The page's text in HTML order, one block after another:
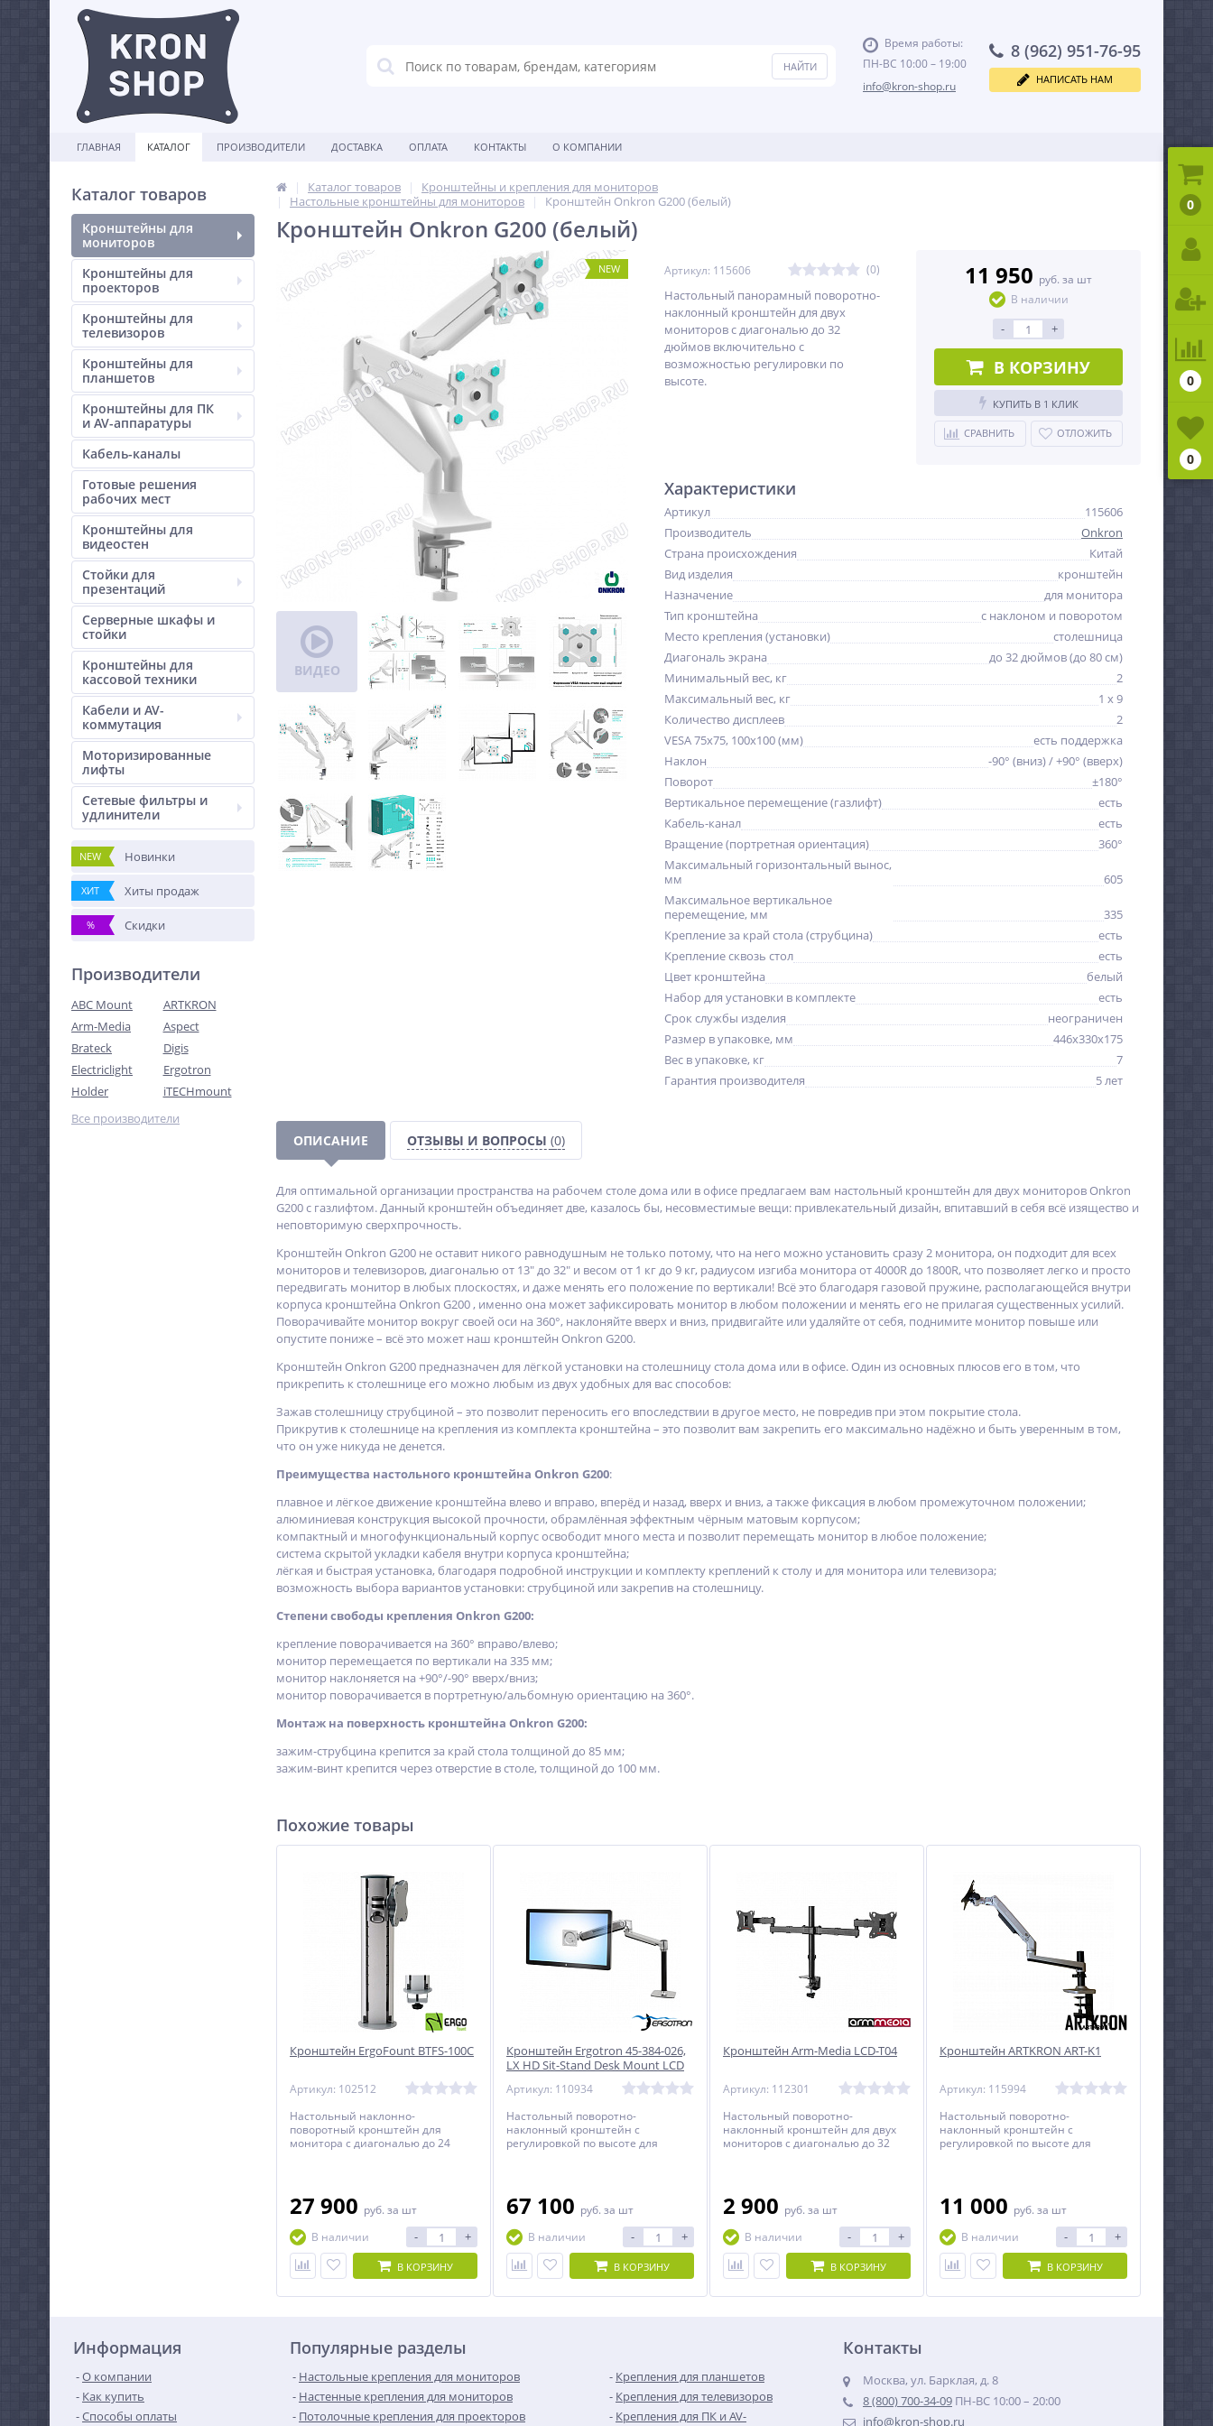
Время работы:
ПН-ВС 10:00 – 19:00
info@kron-shop.ru
8 (962) 951-76-95
НАПИСАТЬ НАМ
ГЛАВНАЯ КАТАЛОГ ПРОИЗВОДИТЕЛИ ДОСТАВКА ОПЛАТА КОНТАКТЫ О КОМПАНИИ
Каталог товаров
Кронштейны для
мониторов
Кронштейны для
проекторов
Кронштейны для
телевизоров
Кронштейны для
планшетов
Кронштейны для ПК
и AV-аппаратуры
Кабель-каналы
Готовые решения
рабочих мест
Кронштейны для
видеостен
Стойки для
презентаций
Серверные шкафы и
стойки
Кронштейны для
кассовой техники
Кабели и AV-
коммутация
Моторизированные
лифты
Сетевые фильтры и
удлинители
NEW Новинки
ХИТ Хиты продаж
% Скидки
Производители
ABC Mount
ARTKRON
Arm-Media
Aspect
Brateck
Digis
Electriclight
Ergotron
Holder
iTECHmount
Все производители
Каталог товаров
Кронштейны и крепления для мониторов
Настольные кронштейны для мониторов
Кронштейн Onkron G200 (белый)
Кронштейн Onkron G200 (белый)
NEW
ВИДЕО
Артикул: 115606 (0)
Настольный панорамный поворотно-
наклонный кронштейн для двух
мониторов с диагональю до 32
дюймов включительно c
возможностью регулировки по
высоте.
11 950 руб. за шт
В наличии
- +
В КОРЗИНУ
КУПИТЬ В 1 КЛИК
СРАВНИТЬ ОТЛОЖИТЬ
Характеристики
Артикул
115606
Производитель
Onkron
Страна происхождения
Китай
Вид изделия
кронштейн
Назначение
для монитора
Тип кронштейна
с наклоном и поворотом
Место крепления (установки)
столешница
Диагональ экрана
до 32 дюймов (до 80 см)
Минимальный вес, кг
2
Максимальный вес, кг
1 x 9
Количество дисплеев
2
VESA 75x75, 100x100 (мм)
есть поддержка
Наклон
-90° (вниз) / +90° (вверх)
Поворот
±180°
Вертикальное перемещение (газлифт)
есть
Кабель-канал
есть
Вращение (портретная ориентация)
360°
Максимальный горизонтальный вынос,
мм
605
Максимальное вертикальное
перемещение, мм
335
Крепление за край стола (струбцина)
есть
Крепление сквозь стол
есть
Цвет кронштейна
белый
Набор для установки в комплекте
есть
Срок службы изделия
неограничен
Размер в упаковке, мм
446x330x175
Вес в упаковке, кг
7
Гарантия производителя
5 лет
ОПИСАНИЕ ОТЗЫВЫ И ВОПРОСЫ (0)
Для оптимальной организации пространства на рабочем столе дома или в офисе предлагаем вам настольный кронштейн для двух мониторов Onkron
G200 с газлифтом. Данный кронштейн объединяет две, казалось бы, несовместимые вещи: привлекательный дизайн, впитавший в себя всё изящество и
неповторимую сверхпрочность.
Кронштейн Onkron G200 не оставит никого равнодушным не только потому, что на него можно установить сразу 2 монитора, он подходит для всех
мониторов и телевизоров, диагональю от 13" до 32" и весом от 1 кг до 9 кг, радиусом изгиба монитора от 4000R до 1800R, что позволяет легко и просто
передвигать монитор в любых плоскостях, и даже менять его положение по вертикали! Всё это благодаря газовой пружине, располагающейся внутри
корпуса кронштейна Onkron G200 , именно она может зафиксировать монитор в любом положении и менять его не прилагая существенных усилий.
Поворачивайте монитор вокруг своей оси на 360°, наклоняйте вверх и вниз, придвигайте или удаляйте от себя, поднимите монитор повыше или
опустите пониже – всё это может наш кронштейн Onkron G200.
Кронштейн Onkron G200 предназначен для лёгкой установки на столешницу стола дома или в офисе. Один из основных плюсов его в том, что
прикрепить к столешнице его можно любым из двух удобных для вас способов:
Зажав столешницу струбциной – это позволит переносить его впоследствии в другое место, не повредив при этом покрытие стола.
Прикрутив к столешнице на крепления из комплекта кронштейна – это позволит вам закрепить его максимально надёжно и быть уверенным в том,
что он уже никуда не денется.
Преимущества настольного кронштейна Onkron G200:
плавное и лёгкое движение кронштейна влево и вправо, вперёд и назад, вверх и вниз, а также фиксация в любом промежуточном положении;
алюминиевая конструкция высокой прочности, обрамлённая эффектным чёрным матовым корпусом;
компактный и многофункциональный корпус освободит много места и позволит перемещать монитор в любое положение;
система скрытой укладки кабеля внутри корпуса кронштейна;
лёгкая и быстрая установка, благодаря подробной инструкции и комплекту креплений к столу и для монитора или телевизора;
возможность выбора вариантов установки: струбциной или закрепив на столешницу.
Степени свободы крепления Onkron G200:
крепление поворачивается на 360° вправо/влево;
монитор перемещается по вертикали на 335 мм;
монитор наклоняется на +90°/-90° вверх/вниз;
монитор поворачивается в портретную/альбомную ориентацию на 360°.
Монтаж на поверхность кронштейна Onkron G200:
зажим-струбцина крепится за край стола толщиной до 85 мм;
зажим-винт крепится через отверстие в столе, толщиной до 100 мм.
Похожие товары
Кронштейн ErgoFount BTFS-100C
Артикул: 102512
Настольный наклонно-
поворотный кронштейн для
монитора с диагональю до 24
27 900 руб. за шт
В наличии
- +
В КОРЗИНУ
Кронштейн Ergotron 45-384-026,
LX HD Sit-Stand Desk Mount LCD
Артикул: 110934
Настольный поворотно-
наклонный кронштейн c
регулировкой по высоте для
67 100 руб. за шт
В наличии
- +
В КОРЗИНУ
Кронштейн Arm-Media LCD-T04
Артикул: 112301
Настольный поворотно-
наклонный кронштейн для двух
мониторов с диагональю до 32
2 900 руб. за шт
В наличии
- +
В КОРЗИНУ
Кронштейн ARTKRON ART-K1
Артикул: 115994
Настольный поворотно-
наклонный кронштейн c
регулировкой по высоте для
11 000 руб. за шт
В наличии
- +
В КОРЗИНУ
Информация
О компании
Как купить
Способы оплаты
Популярные разделы
Настольные крепления для мониторов
Настенные крепления для мониторов
Потолочные крепления для проекторов
Крепления для планшетов
Крепления для телевизоров
Крепления для ПК и AV-
Контакты
Москва, ул. Барклая, д. 8
8 (800) 700-34-09 ПН-ВС 10:00 – 20:00
info@kron-shop.ru
0
0
0